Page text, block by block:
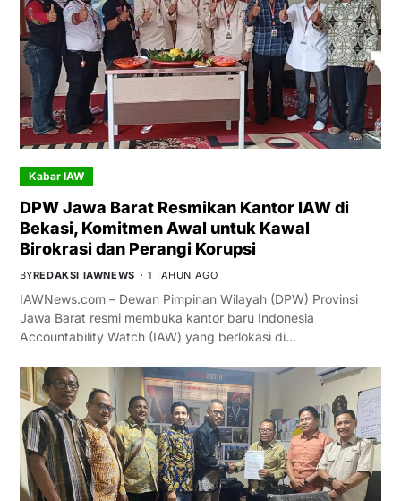
Kabar IAW
DPW Jawa Barat Resmikan Kantor IAW di
Bekasi, Komitmen Awal untuk Kawal
Birokrasi dan Perangi Korupsi
BYREDAKSI IAWNEWS 1 TAHUN AGO
IAWNews.com – Dewan Pimpinan Wilayah (DPW) Provinsi
Jawa Barat resmi membuka kantor baru Indonesia
Accountability Watch (IAW) yang berlokasi di…